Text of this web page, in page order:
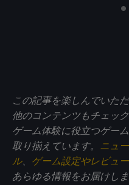
この記事を楽しんでいただ
他のコンテンツもチェッ
ゲーム体験に役立つゲー
取り揃えています。 ニュ
ル、 ゲーム設定やレビュー
あらゆる情報をお届けしま